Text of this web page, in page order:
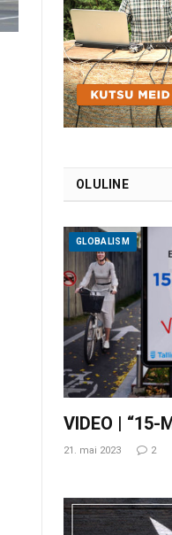
OLULINE
GLOBALISM
VIDEO | “15-
21. mai 2023 2